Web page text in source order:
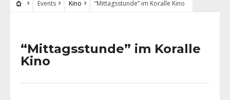
Events Kino “Mittagsstunde” im Koralle Kino
“Mittagsstunde” im Koralle
Kino